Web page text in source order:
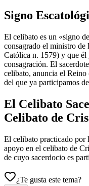
Signo
El celibato es un «signo
consagrado el ministro de
Católica n. 1579) y que él
consagración. El
celibato, anuncia el Reino
del que ya participamos
El Celibato
Celibato de
El celibato practicado por
apoyo en el celibato de
de cuyo sacerdocio es
¿Te gusta este tema?